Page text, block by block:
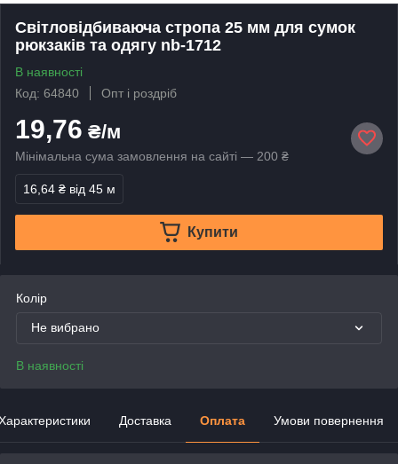
Світловідбиваюча стропа 25 мм для сумок
рюкзаків та одягу nb-1712
В наявності
Код: 64840
Опт і роздріб
19,76 ₴/м
Мінімальна сума замовлення на сайті — 200 ₴
16,64 ₴ від 45 м
Купити
Колір
Не вибрано
В наявності
Доставка Оплата Умови повернення